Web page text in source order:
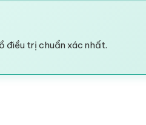
điều trị chuẩn xác nhất.